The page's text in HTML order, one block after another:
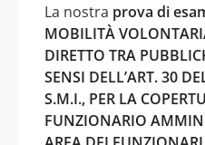
La nostra prova di
MOBILITÀ
DIRETTO TRA
SENSI DELL’ART. 30
S.M.I., PER LA
FUNZIONARIO